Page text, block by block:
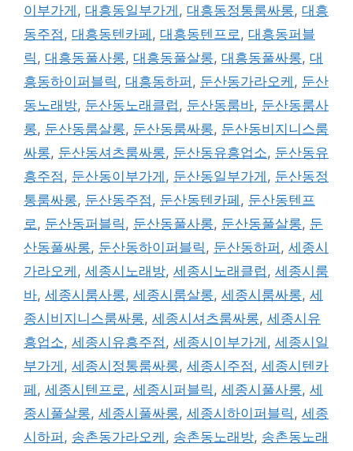
이부가게 , 대흥동일부가게 , 대흥동정통룸싸롱, 대흥
동주점 , 대흥동텐카페 , 대흥동텐프로 , 대흥동퍼블
릭 , 대흥동풀사롱, 대흥동풀살롱, 대흥동풀싸롱, 대
흥동하이퍼블릭 , 대흥동하퍼 , 둔산동가라오케 , 둔산
동노래방, 둔산동노래클럽 , 둔산동룸바, 둔산동룸사
롱, 둔산동룸살롱, 둔산동룸싸롱, 둔산동비지니스룸
싸롱, 둔산동셔츠룸싸롱, 둔산동유흥업소, 둔산동유
흥주점 , 둔산동이부가게 , 둔산동일부가게 , 둔산동정
통룸싸롱, 둔산동주점 , 둔산동텐카페 , 둔산동텐프
로 , 둔산동퍼블릭 , 둔산동풀사롱, 둔산동풀살롱, 둔
산동풀싸롱, 둔산동하이퍼블릭 , 둔산동하퍼 , 세종시
가라오케 , 세종시노래방, 세종시노래클럽 , 세종시룸
바, 세종시룸사롱, 세종시룸살롱, 세종시룸싸롱, 세
종시비지니스룸싸롱, 세종시셔츠룸싸롱, 세종시유
흥업소, 세종시유흥주점 , 세종시이부가게 , 세종시일
부가게 , 세종시정통룸싸롱, 세종시주점 , 세종시텐카
페 , 세종시텐프로 , 세종시퍼블릭 , 세종시풀사롱, 세
종시풀살롱, 세종시풀싸롱, 세종시하이퍼블릭 , 세종
시하퍼 , 송촌동가라오케 , 송촌동노래방, 송촌동노래